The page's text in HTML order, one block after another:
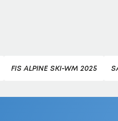
FIS ALPINE SKI-WM 2025